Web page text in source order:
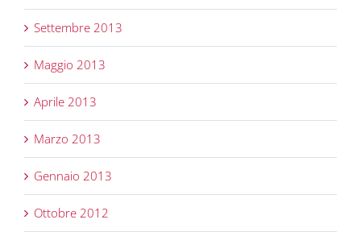
Settembre 2013
Maggio 2013
Aprile 2013
Marzo 2013
Gennaio 2013
Ottobre 2012